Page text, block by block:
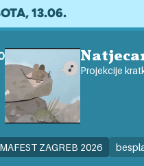
13.06.
Projekcije
ZAGREB 2026